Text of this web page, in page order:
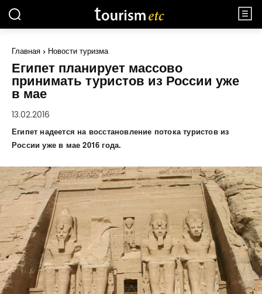
Главная Новости туризма
Египет планирует массово
принимать туристов из России уже
в мае
13.02.2016
Египет надеется на восстановление потока туристов из
России уже в мае 2016 года.